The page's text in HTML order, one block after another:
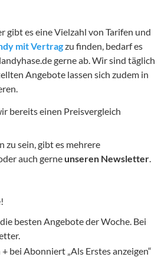
gibt es eine Vielzahl von Tarifen und
mit Vertragzu finden, bedarf es
gerne ab. Wir sind täglich
Angebote lassen sich zudem in
bereits einen Preisvergleich
zu sein, gibt es mehrere
auch gerne unseren Newsletter
besten Angebote der Woche. Bei
bei Abonniert „Als Erstes anzeigen“